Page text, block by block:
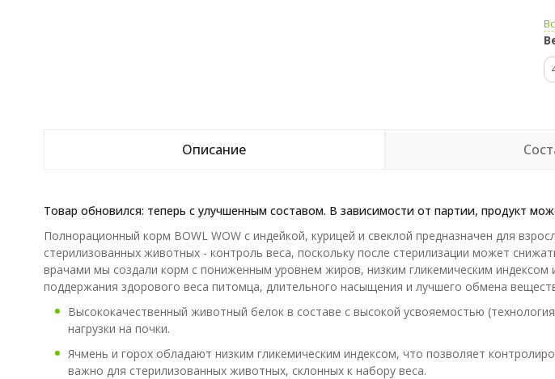
Описание
Товар обновился: теперь с улучшенным составом. В зависимости от партии, продукт
Полнорационный корм BOWL WOW с индейкой, курицей и свеклой предназначен для
стерилизованных животных - контроль веса, поскольку после стерилизации может
врачами мы создали корм с пониженным уровнем жиров, низким гликемическим
поддержания здорового веса питомца, длительного насыщения и лучшего обмена
Высококачественный животный белок в составе с высокой усвояемостью
нагрузки на почки.
Ячмень и горох обладают низким гликемическим индексом, что позволяет
важно для стерилизованных животных, склонных к набору веса.